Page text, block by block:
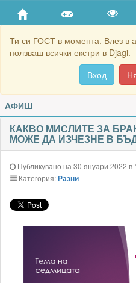
Ти си ГОСТ в момента. Влез в
ползваш всички екстри в Djagi.
Вход
АФИШ
КАКВО МИСЛИТЕ ЗА
МОЖЕ ДА ИЗЧЕЗНЕ В
Публикувано на 30 януари 2022 в
Категория:Разни